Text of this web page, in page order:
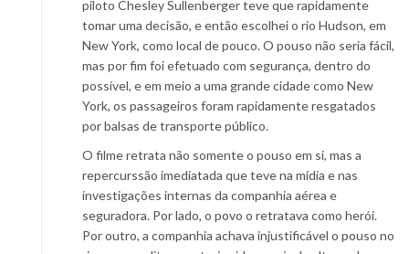
piloto Chesley Sullenberger teve que rapidamente
tomar uma decisão, e então escolhei o rio Hudson, em
New York, como local de pouco. O pouso não seria fácil,
mas por fim foi efetuado com segurança, dentro do
possível, e em meio a uma grande cidade como New
York, os passageiros foram rapidamente resgatados
por balsas de transporte público.
O filme retrata não somente o pouso em si, mas a
repercurssão imediatada que teve na mídia e nas
investigações internas da companhia aérea e
seguradora. Por lado, o povo o retratava como herói.
Por outro, a companhia achava injustificável o pouso no